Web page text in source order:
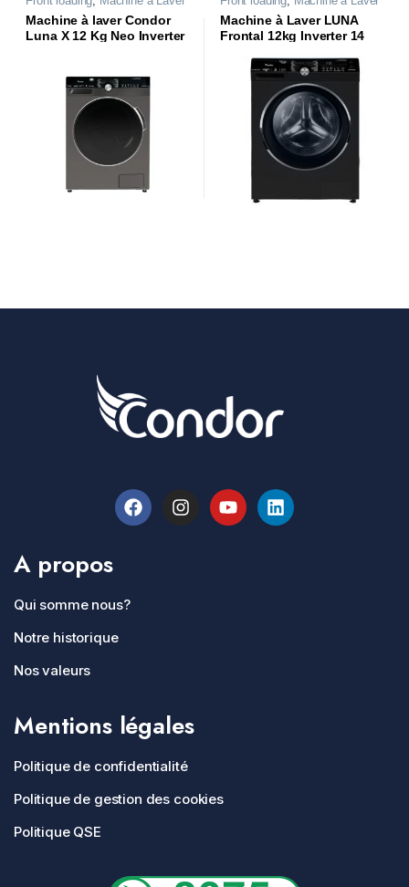
Machine à laver Condor
Luna X 12 Kg Neo Inverter
Machine à Laver LUNA
Frontal 12kg Inverter 14
DB451CL1T |
A propos
Qui somme nous?
Notre historique
Nos valeurs
Mentions légales
Politique de confidentialité
Politique de gestion des cookies
Politique QSE